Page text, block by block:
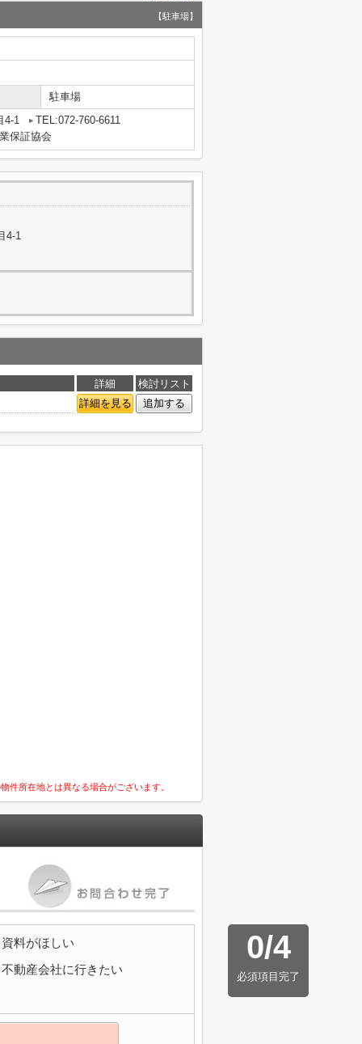
【駐車場】
駐車場
4-1
TEL:072-760-6611
保証協会
4-1
詳細
検討リスト
詳細を見る
追加する
件所在地とは異なる場合がございます。
0/4
必須項目完了
資料がほしい
不動産会社に行きたい